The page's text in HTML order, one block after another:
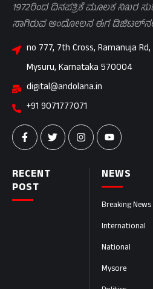
NEWS
Breaking News
International
National
Mysore
RECENT
POST
1972ರಿಂದ ದಿನಪತ್ರಿಕೆ ಮೂಲಕ ನಿಖರ
ಸಾಗಿರುವ ಆಂದೋಲನ ಈಗ
no 777, 7th Cross, Ramanuja
Mysuru, Karnataka 570004
digital@andolana.in
+91 9071777071